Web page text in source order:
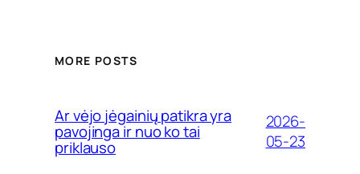
MORE POSTS
Ar vėjo jėgainių patikra yra
pavojinga ir nuo ko tai
priklauso
2026-
05-23